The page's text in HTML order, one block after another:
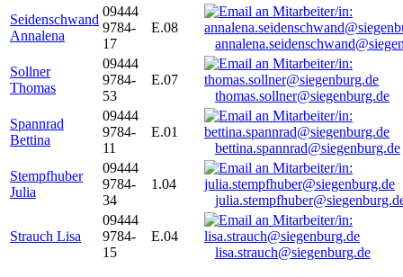
Seidenschwand
Annalena
09444
9784-
17
E.08
Sollner
Thomas
09444
9784-
53
E.07
thomas.sollner@siegenburg.de
Spannrad
Bettina
09444
9784-
11
E.01
bettina.spannrad@siegenburg.de
Stempfhuber
Julia
09444
9784-
34
1.04
Strauch Lisa
09444
9784-
15
E.04
lisa.strauch@siegenburg.de